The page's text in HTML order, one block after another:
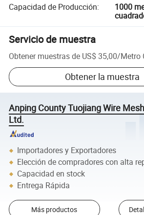
Capacidad de Producción:
1000
Servicio de muestra
Obtener muestras de US$ 35,00/Metro
Obtener la muestra
Anping County Tuojiang Wire
Ltd.
Importadores y Exportadores
Elección de compradores con alta
Capacidad en stock
Entrega Rápida
Más productos